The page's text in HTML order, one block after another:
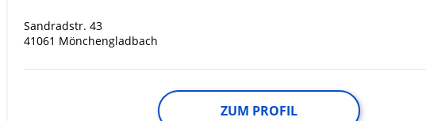
Sandradstr. 43
41061 Mönchengladbach
ZUM PROFIL